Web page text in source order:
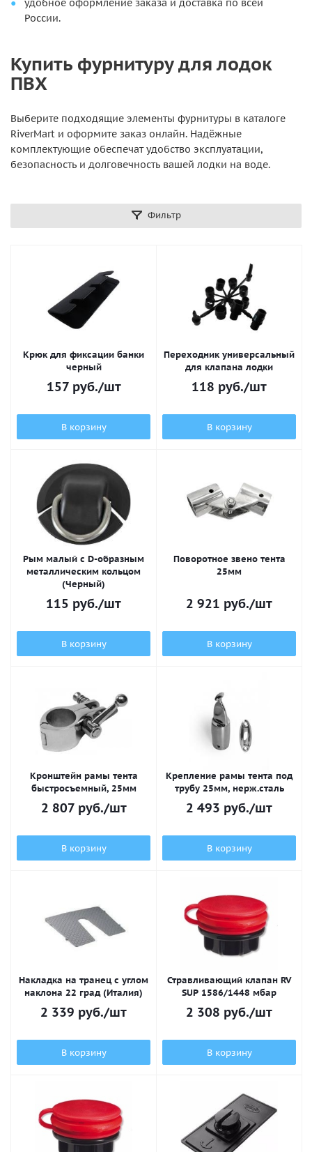
удобное оформление заказа и доставка по всей
России.
Купить фурнитуру для лодок
ПВХ
Выберите подходящие элементы фурнитуры в каталоге
RiverMart и оформите заказ онлайн. Надёжные
комплектующие обеспечат удобство эксплуатации,
безопасность и долговечность вашей лодки на воде.
Фильтр
Крюк для фиксации банки
черный
157руб./шт
В корзину
Переходник универсальный
для клапана лодки
118 руб./шт
В корзину
Рым малый с D-образным
металлическим кольцом
(Черный)
115 руб./шт
В корзину
Поворотное звено тента
25мм
2 921 руб./шт
В корзину
Кронштейн рамы тента
быстросъемный, 25мм
2 807руб./шт
В корзину
Крепление рамы тента под
трубу 25мм, нерж.сталь
2 493 руб./шт
В корзину
Накладка на транец с углом
наклона 22 град (Италия)
2 339 руб./шт
В корзину
Стравливающий клапан RV
SUP 1586/1448 мбар
2 308 руб./шт
В корзину